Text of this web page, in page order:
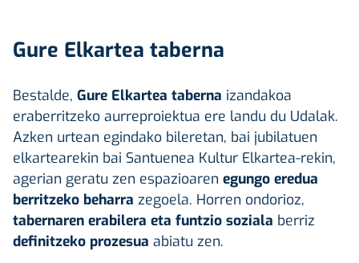
Gure Elkartea taberna
Bestalde, Gure Elkartea taberna izandakoa
eraberritzeko aurreproiektua ere landu du Udalak.
Azken urtean egindako bileretan, bai jubilatuen
elkartearekin bai Santuenea Kultur Elkartea-rekin,
agerian geratu zen espazioaren egungo eredua
berritzeko beharra zegoela. Horren ondorioz,
tabernaren erabilera eta funtzio soziala berriz
definitzeko prozesua abiatu zen.